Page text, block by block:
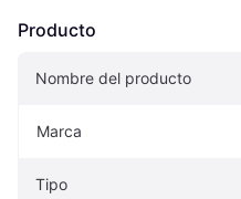
Producto
Nombre del producto
Marca
Tipo